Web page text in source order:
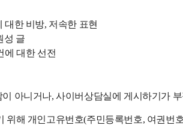
대한 비방, 저속한 표현
성 글
에 대한 선전
아니거나, 사이버상담실에 게시하기가
위해 개인고유번호(주민등록번호, 여권번